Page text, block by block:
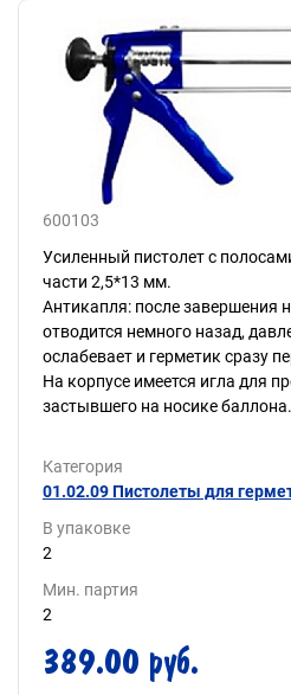
600103
Усиленный пистолет с
части 2,5*13 мм.
Антикапля: после завершения
отводится немного назад,
ослабевает и герметик сразу
На корпусе имеется игла для
застывшего на носике баллона.
Категория
01.02.09 Пистолеты для
В упаковке
2
Мин. партия
2
389.00 руб.